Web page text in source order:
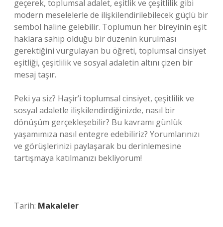
geçerek, toplumsal adalet, eşitlik ve çeşitlilik gibi
modern meselelerle de ilişkilendirilebilecek güçlü bir
sembol haline gelebilir. Toplumun her bireyinin eşit
haklara sahip olduğu bir düzenin kurulması
gerektiğini vurgulayan bu öğreti, toplumsal cinsiyet
eşitliği, çeşitlilik ve sosyal adaletin altını çizen bir
mesaj taşır.
Peki ya siz? Haşir’i toplumsal cinsiyet, çeşitlilik ve
sosyal adaletle ilişkilendirdiğinizde, nasıl bir
dönüşüm gerçekleşebilir? Bu kavramı günlük
yaşamımıza nasıl entegre edebiliriz? Yorumlarınızı
ve görüşlerinizi paylaşarak bu derinlemesine
tartışmaya katılmanızı bekliyorum!
Tarih: Makaleler